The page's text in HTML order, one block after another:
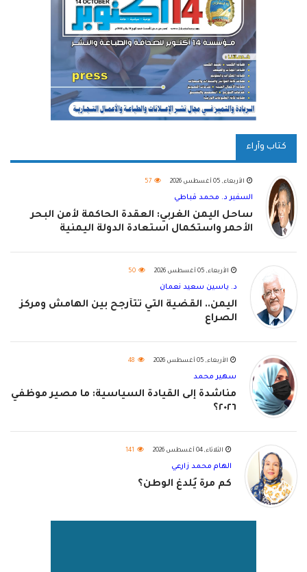
كتاب وآراء
الأربعاء, 05 أغسطس 2026 57
السفير د. محمد قباطي
ساحل اليمن الغربي: العقدة الحاكمة لأمن البحر
الأحمر واستكمال استعادة الدولة اليمنية
الأربعاء, 05 أغسطس 2026 50
د. ياسين سعيد نعمان
اليمن.. القضية التي تتأرجح بين الهامش ومركز
الصراع
الأربعاء, 05 أغسطس 2026 48
سهير محمد
مناشدة إلى القيادة السياسية: ما مصير موظفي
٢٠٢٦؟
الثلاثاء, 04 أغسطس 2026 141
الهام محمد زارعي
كم مرة يُلدغ الوطن؟